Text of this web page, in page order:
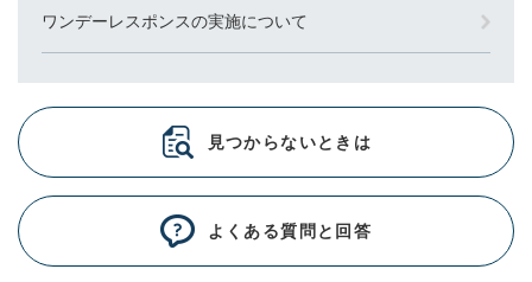
ワンデーレスポンスの実施について
見つからないときは
よくある質問と回答